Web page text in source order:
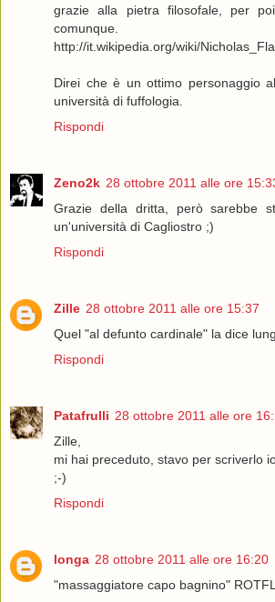
grazie alla pietra filosofale, per
comunque.
http://it.wikipedia.org/wiki/
Direi che è un ottimo personaggio
università di fuffologia.
Rispondi
Zeno2k 28 ottobre 2011 alle ore
Grazie della dritta, però sarebbe
un'università di Cagliostro ;)
Rispondi
Zille 28 ottobre 2011 alle ore 15:37
Quel "al defunto cardinale" la dice
Rispondi
Patafrulli 28 ottobre 2011 alle ore
Zille,
mi hai preceduto, stavo per scriverlo
;-)
Rispondi
longa 28 ottobre 2011 alle ore 16:20
"massaggiatore capo bagnino" ROTFL